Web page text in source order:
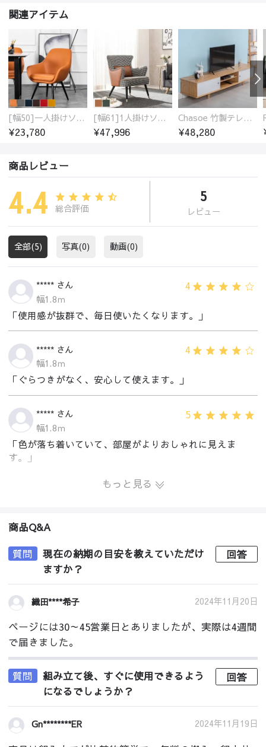
関連アイテム
[幅50]一人掛けソファ 高級合成皮革 コンパクト
¥23,780
[幅61]1人掛けソファ アンティーク調 パーソナルチェア
¥47,996
Chasoe 竹製テレビ台 ローボード
¥48,280
商品レビュー
4.4 総合評価
5
レビュー
全部(5) 写真(0) 動画(0)
***** さん 4
幅1.8ｍ
「使用感が抜群で、毎日使いたくなります。」
***** さん 4
幅1.8ｍ
「ぐらつきがなく、安心して使えます。」
***** さん 5
幅1.8ｍ
「色が落ち着いていて、部屋がよりおしゃれに見えま
す。」
もっと見る
商品Q&A
質問
現在の納期の目安を教えていただけ
ますか？
回答
織田****希子 2024年11月20日
ページには30～45営業日とありましたが、実際は4週間
で届きました。
質問
組み立て後、すぐに使用できるよう
になるでしょうか？
回答
Gn********ER 2024年11月19日